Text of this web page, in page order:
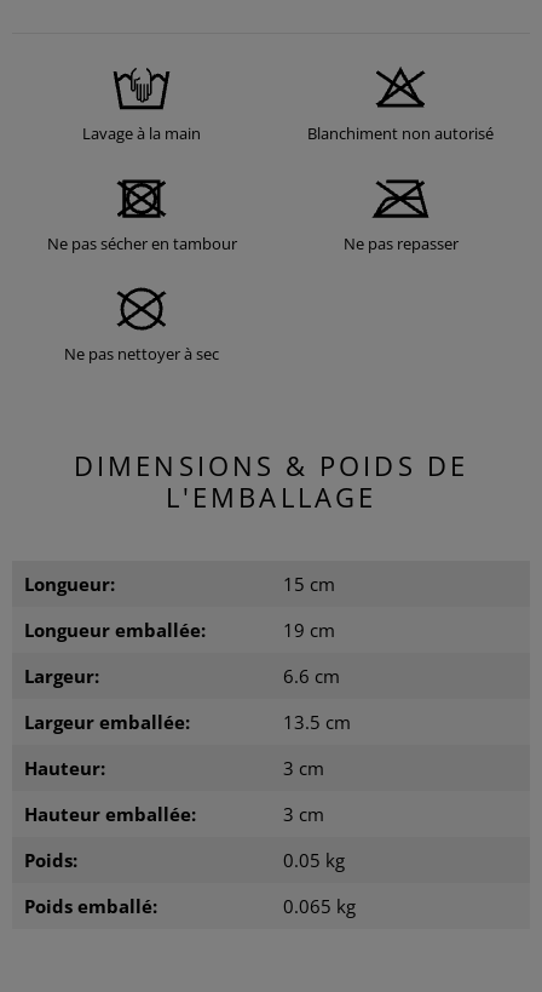
Lavage à la main Blanchiment non autorisé
Ne pas sécher en tambour Ne pas repasser
Ne pas nettoyer à sec
DIMENSIONS & POIDS DE
L'EMBALLAGE
Longueur:
15 cm
Longueur emballée:
19 cm
Largeur:
6.6 cm
Largeur emballée:
13.5 cm
Hauteur:
3 cm
Hauteur emballée:
3 cm
Poids:
0.05 kg
Poids emballé:
0.065 kg